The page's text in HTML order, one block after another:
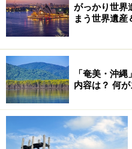
がっかり世界
まう世界遺産
「奄美・沖
内容は？ 何